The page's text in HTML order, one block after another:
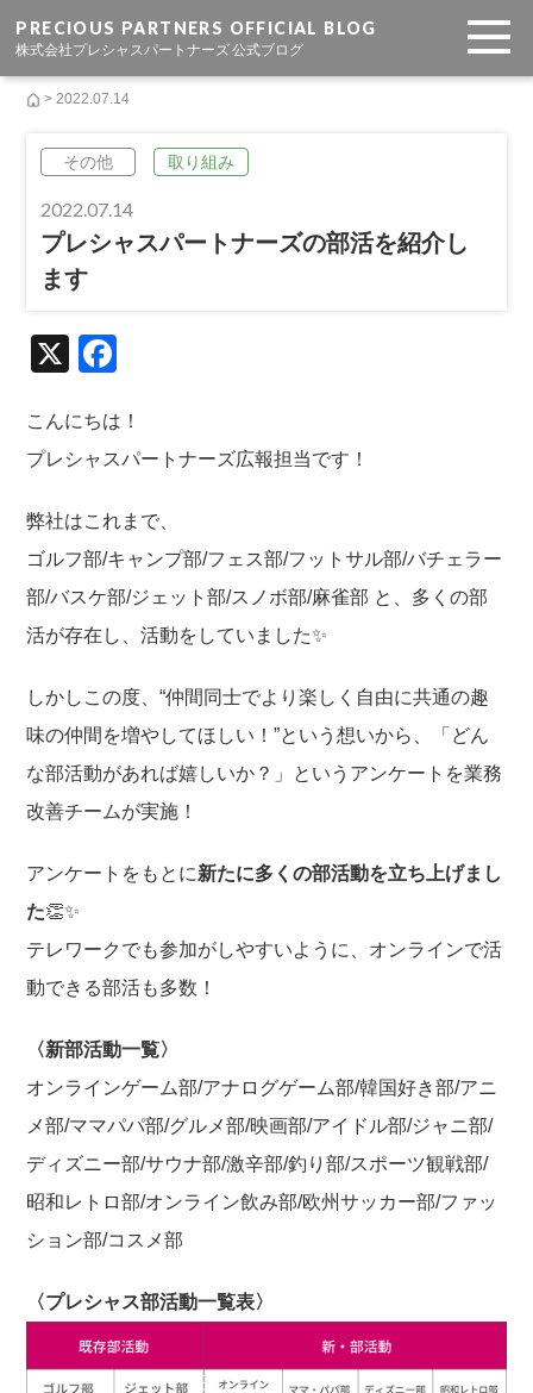
PRECIOUS PARTNERS OFFICIAL BLOG
株式会社プレシャスパートナーズ 公式ブログ
> 2022.07.14
その他 取り組み
2022.07.14
プレシャスパートナーズの部活を紹介し
ます
X
c
e
b
o
o
k
こんにちは！
プレシャスパートナーズ広報担当です！
弊社はこれまで、
ゴルフ部/キャンプ部/フェス部/フットサル部/バチェラー
部/バスケ部/ジェット部/スノボ部/麻雀部 と、多くの部
活が存在し、活動をしていました✨
しかしこの度、“仲間同士でより楽しく自由に共通の趣
味の仲間を増やしてほしい！”という想いから、「どん
な部活動があれば嬉しいか？」というアンケートを業務
改善チームが実施！
アンケートをもとに新たに多くの部活動を立ち上げまし
た👏✨
テレワークでも参加がしやすいように、オンラインで活
動できる部活も多数！
〈新部活動一覧〉
オンラインゲーム部/アナログゲーム部/韓国好き部/アニ
メ部/ママパパ部/グルメ部/映画部/アイドル部/ジャニ部/
ディズニー部/サウナ部/激辛部/釣り部/スポーツ観戦部/
昭和レトロ部/オンライン飲み部/欧州サッカー部/ファッ
ション部/コスメ部
〈プレシャス部活動一覧表〉